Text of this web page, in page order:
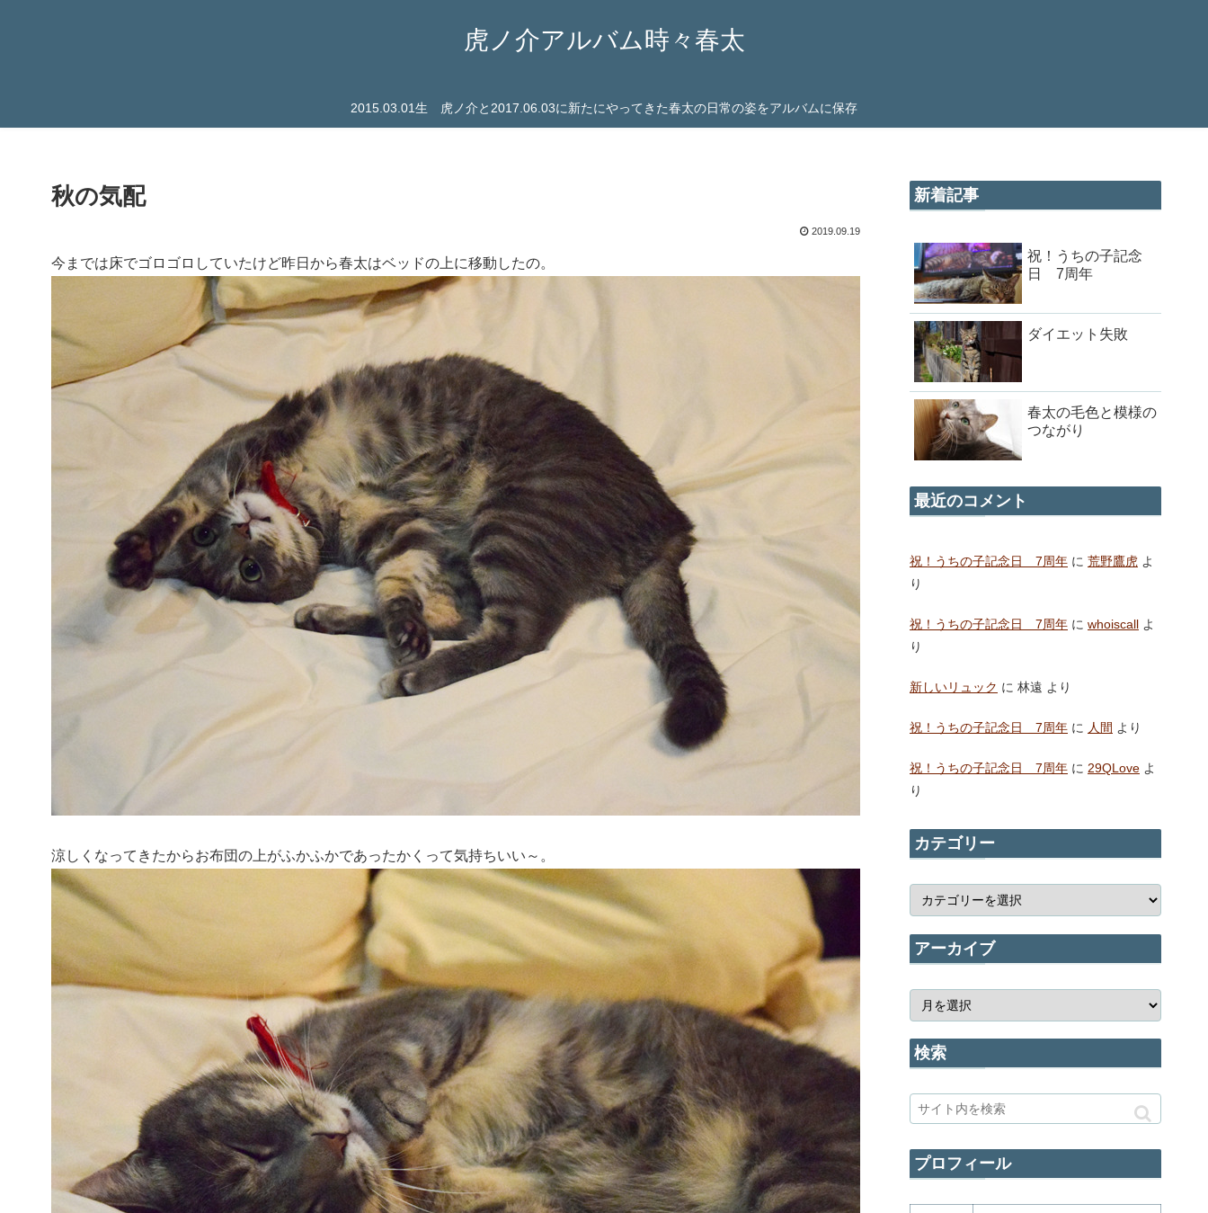
虎ノ介アルバム時々春太
2015.03.01生 虎ノ介と2017.06.03に新たにやってきた春太の日常の姿をアルバムに保存
秋の気配
2019.09.19
今までは床でゴロゴロしていたけど昨日から春太はベッドの上に移動したの。
涼しくなってきたからお布団の上がふかふかであったかくって気持ちいい～。
新着記事
祝！うちの子記念
日 7周年
ダイエット失敗
春太の毛色と模様の
つながり
最近のコメント
祝！うちの子記念日 7周年 に 荒野鷹虎 よ
り
祝！うちの子記念日 7周年 に whoiscall よ
り
新しいリュック に 林遠 より
祝！うちの子記念日 7周年 に 人間 より
祝！うちの子記念日 7周年 に 29QLove よ
り
カテゴリー
アーカイブ
検索
プロフィール